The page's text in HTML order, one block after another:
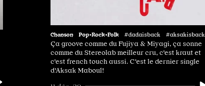
Chanson Pop•Rock•Folk #dadaisback #aksakisback
Ça groove comme du Fujiya & Miyagi, ça sonne
comme du Stereolab meilleur cru, c'est kraut et
c'est french touch aussi. C'est le dernier single
d'Aksak Maboul!